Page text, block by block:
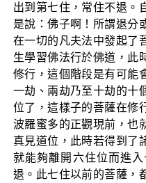
出到第七住，常住不退。
是說：佛子啊！所謂退分
在一切的凡夫法中發起了
生學習佛法行於佛道，此
修行，這個階段是有可能
一劫、兩劫乃至十劫的十
位了，這樣子的菩薩在修
波羅蜜多的正觀現前，也
真見道位，此時若得到了
就能夠離開六住位而進
退。此七住以前的菩薩，